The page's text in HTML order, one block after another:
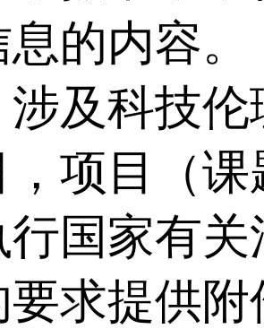
的内容。
涉及科技
，项目（
行国家有
求提供